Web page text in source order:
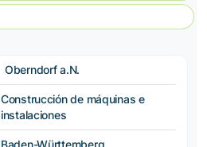
Oberndorf a.N.
Construcción de máquinas e
instalaciones